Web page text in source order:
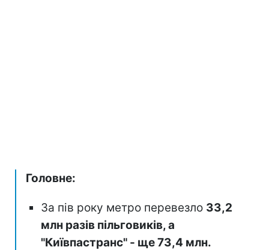
Головне:
За пів року метро перевезло 33,2
млн разів пільговиків, а
"Київпастранс" - ще 73,4 млн.